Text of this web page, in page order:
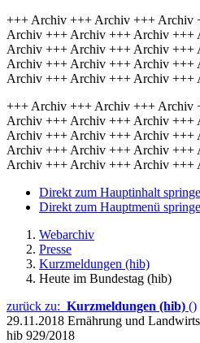
+++ Archiv +++ Archiv +++ Archiv
Archiv +++ Archiv +++ Archiv +++
Archiv +++ Archiv +++ Archiv +++
Archiv +++ Archiv +++ Archiv +++
Archiv +++ Archiv +++ Archiv +++
+++ Archiv +++ Archiv +++ Archiv
Archiv +++ Archiv +++ Archiv +++
Archiv +++ Archiv +++ Archiv +++
Archiv +++ Archiv +++ Archiv +++
Archiv +++ Archiv +++ Archiv +++
Direkt zum Hauptinhalt
Direkt zum Hauptmenü
Webarchiv
Presse
Kurzmeldungen (hib)
Heute im Bundestag (hib)
zurück zu: Kurzmeldungen (hib) ()
29.11.2018 Ernährung und
hib 929/2018